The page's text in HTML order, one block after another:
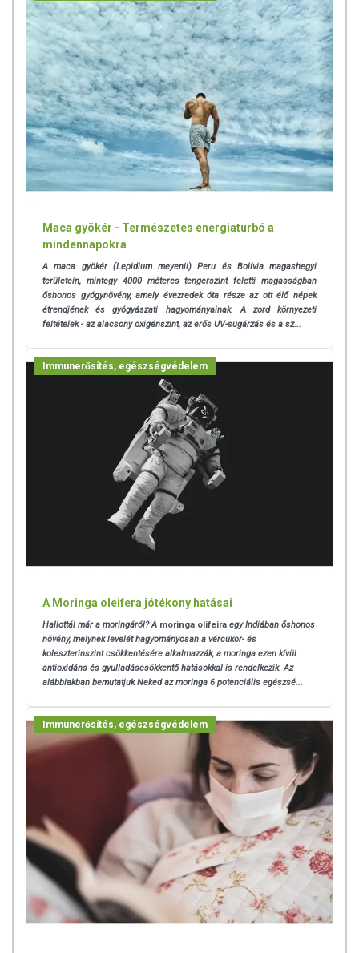
megjelenítésük, és reklámozásuk során nem engedélyezett a
készítményeknek betegséget megelőző vagy gyógyító hatást
tulajdonítani.
A termék nem helyettesíti a kiegyensúlyozott, vegyes étrendet és az
egészséges életmódot! A termék nem gyógyít betegségeket! A termék
nem az orvosi kezelés helyettesítésére alkalmas! Betegség esetén
használatát beszélje meg kezelőorvosával. Az ajánlott napi
fogyasztási mennyiséget ne lépje túl! Ne szedje a készítményt, ha az
összetevők bármelyikére érzékeny vagy allergiás! Kisgyermektől
elzárva tartandó!
Maca gyökér - Természetes energiaturbó a
mindennapokra
A maca gyökér (Lepidium meyenii) Peru és Bolívia magashegyi
területein, mintegy 4000 méteres tengerszint feletti magasságban
őshonos gyógynövény, amely évezredek óta része az ott élő népek
étrendjének és gyógyászati hagyományainak. A zord környezeti
feltételek - az alacsony oxigénszint, az erős UV-sugárzás és a sz...
Immunerősítés, egészségvédelem
A Moringa oleifera jótékony hatásai
Hallottál már a moringáról? A moringa olifeira egy Indiában őshonos
növény, melynek levelét hagyományosan a vércukor- és
koleszterinszint csökkentésére alkalmazzák, a moringa ezen kívül
antioxidáns és gyulladáscsökkentő hatásokkal is rendelkezik. Az
alábbiakban bemutatjuk Neked az moringa 6 potenciális egészsé...
Immunerősítés, egészségvédelem